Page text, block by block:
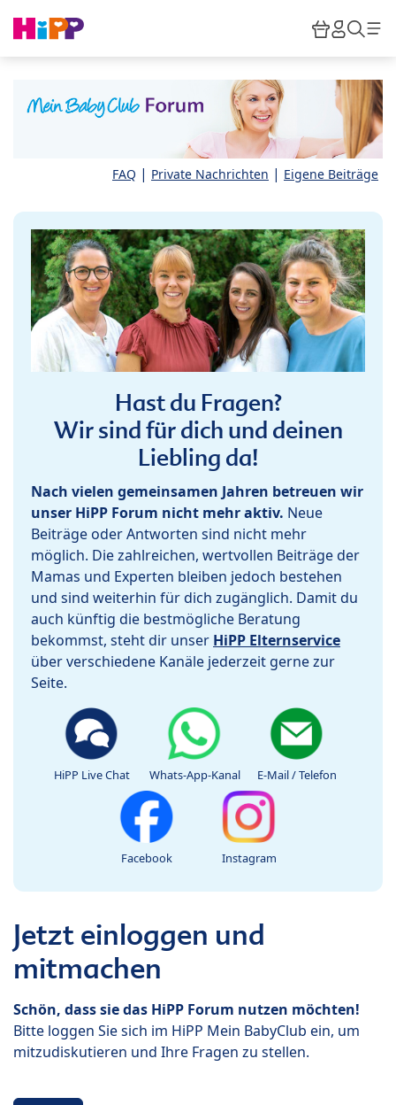
HiPP
FAQ | Private Nachrichten | Eigene Beiträge
Hast du Fragen?
Wir sind für dich und deinen
Liebling da!
Nach vielen gemeinsamen Jahren betreuen wir
unser HiPP Forum nicht mehr aktiv. Neue
Beiträge oder Antworten sind nicht mehr
möglich. Die zahlreichen, wertvollen Beiträge der
Mamas und Experten bleiben jedoch bestehen
und sind weiterhin für dich zugänglich. Damit du
auch künftig die bestmögliche Beratung
bekommst, steht dir unser HiPP Elternservice
über verschiedene Kanäle jederzeit gerne zur
Seite.
HiPP Live Chat Whats-App-Kanal E-Mail / Telefon
Facebook Instagram
Jetzt einloggen und
mitmachen
Schön, dass sie das HiPP Forum nutzen möchten!
Bitte loggen Sie sich im HiPP Mein BabyClub ein, um
mitzudiskutieren und Ihre Fragen zu stellen.